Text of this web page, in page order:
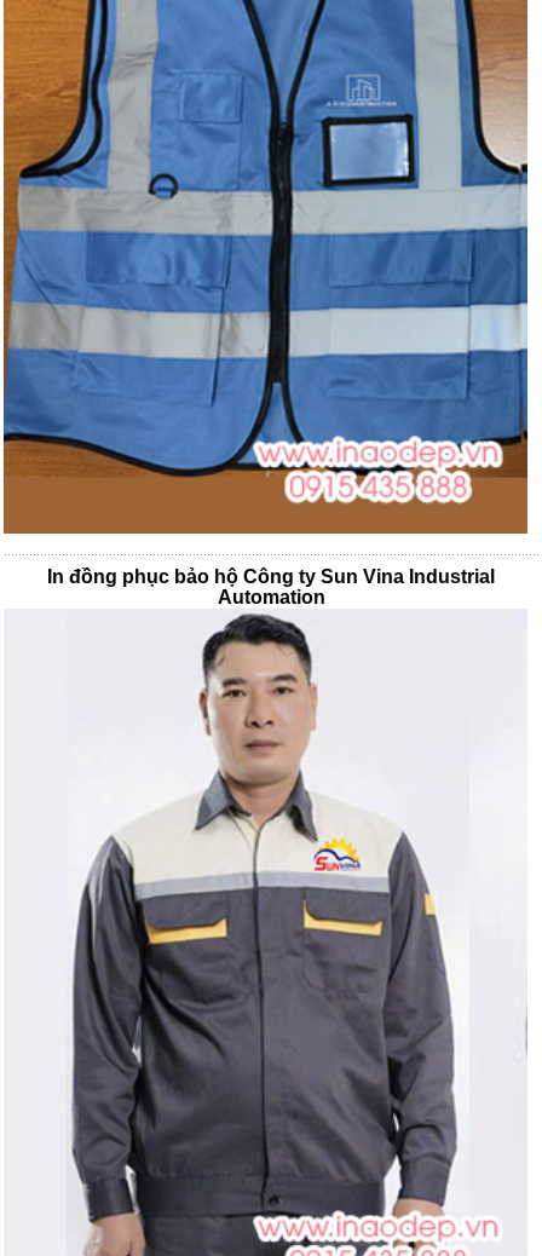
In đồng phục bảo hộ Công ty Sun Vina Industrial
Automation